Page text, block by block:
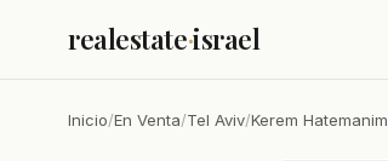
realestate·israel
Inicio/En Venta/Tel Aviv/Kerem Hatemanim